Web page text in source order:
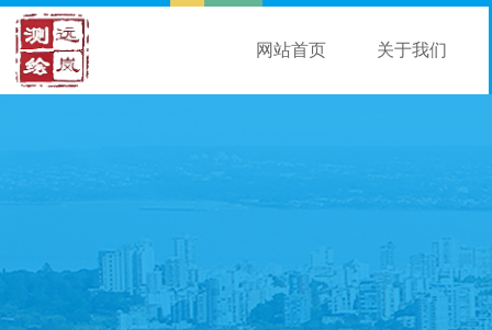
网站首页 关于我们